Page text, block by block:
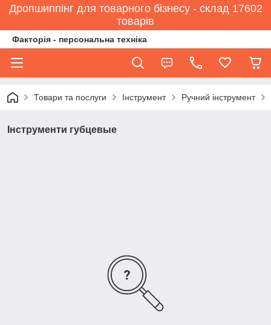
Дропшиппінг для товарного бізнесу - склад 17602
товарів
Факторія - персональна техніка
Товари та послуги Інструмент Ручний інструмент
Інструменти губцевые